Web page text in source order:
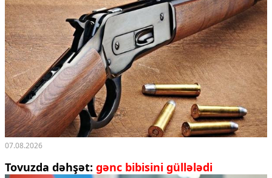
07.08.2026
Tovuzda dəhşət: gənc bibisini güllələdi